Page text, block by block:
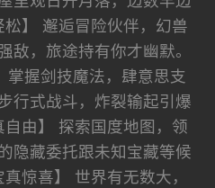
】 邂逅冒险伙伴，幻兽
敌，旅途持有你才幽默。
掌握剑技魔法，肆意思支
行式战斗，炸裂输起引爆
由】 探索国度地图，领
隐藏委托跟未知宝藏等候
惊喜】 世界有无数大，